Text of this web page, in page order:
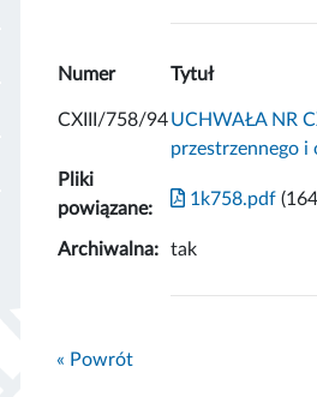
Numer Tytuł
CXIII/758/94UCHWAŁA NR
przestrzennego
Pliki
powiązane:
1k758.pdf
Archiwalna: tak
« Powrót